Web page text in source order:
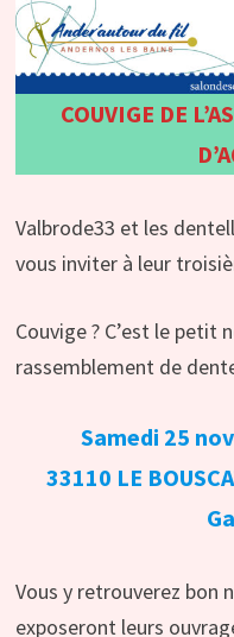
COUVIGE DE
Valbrode33 et les
vous inviter à leur
Couvige ? C’est le petit
rassemblement de
Samedi 25
33110 LE
Vous y retrouverez bon
exposeront leurs